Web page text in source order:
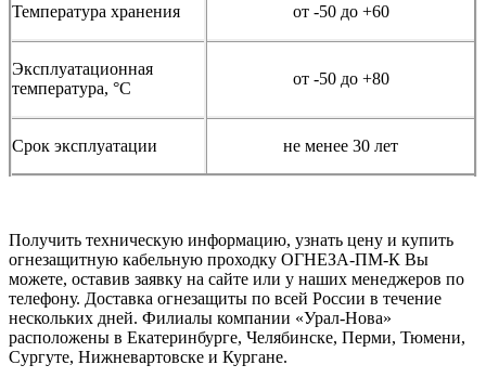
Температура хранения от -50 до +60
Эксплуатационная
температура, °С
от -50 до +80
Срок эксплуатации не менее 30 лет
Получить техническую информацию, узнать цену и купить
огнезащитную кабельную проходку ОГНЕЗА-ПМ-К Вы
можете, оставив заявку на сайте или у наших менеджеров по
телефону. Доставка огнезащиты по всей России в течение
нескольких дней. Филиалы компании «Урал-Нова»
расположены в Екатеринбурге, Челябинске, Перми, Тюмени,
Сургуте, Нижневартовске и Кургане.